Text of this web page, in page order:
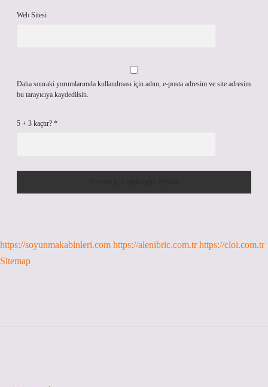
Web Sitesi
Daha sonraki yorumlarımda kullanılması için adım, e-posta adresim ve site adresim
bu tarayıcıya kaydedilsin.
5 + 3 kaçtır? *
https://soyunmakabinleri.com https://alenibric.com.tr https://cloi.com.tr
Sitemap